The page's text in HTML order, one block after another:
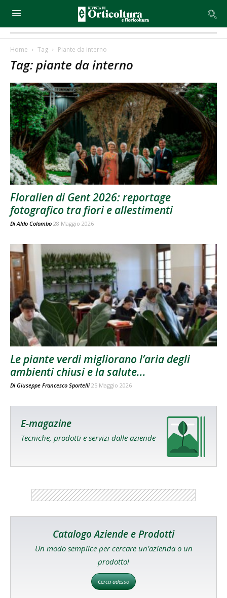
Home Tag Piante da interno
Tag: piante da interno
Floralien di Gent 2026: reportage
fotografico tra fiori e allestimenti
DiAldo Colombo 28 Maggio 2026
Le piante verdi migliorano l’aria degli
ambienti chiusi e la salute...
Di Giuseppe Francesco Sportelli 25 Maggio 2026
E-magazine
Tecniche, prodotti e servizi dalle aziende
Catalogo Aziende e Prodotti
Un modo semplice per cercare un'azienda o un
prodotto!
Cerca adesso